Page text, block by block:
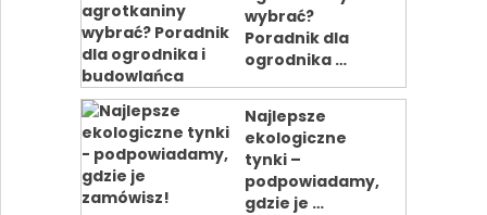
wybrać?
Poradnik dla
ogrodnika …
Najlepsze
ekologiczne
tynki –
podpowiadamy,
gdzie je …